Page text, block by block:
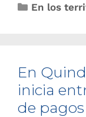
En los
En
inicia
de